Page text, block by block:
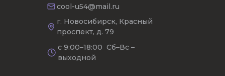
cool-u54@mail.ru
г. Новосибирск, Красный
проспект, д. 79
с 9:00–18:00 Сб–Вс –
выходной